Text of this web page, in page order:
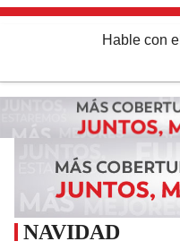
Hable con el
NAVIDAD